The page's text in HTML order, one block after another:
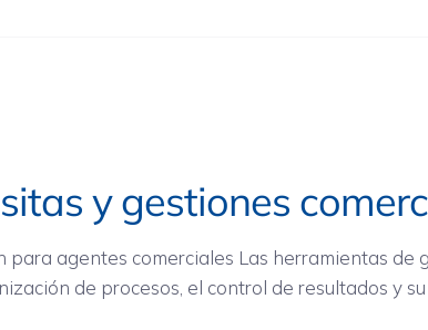
y gestiones
para agentes comerciales Las herramientas de
de procesos, el control de resultados y